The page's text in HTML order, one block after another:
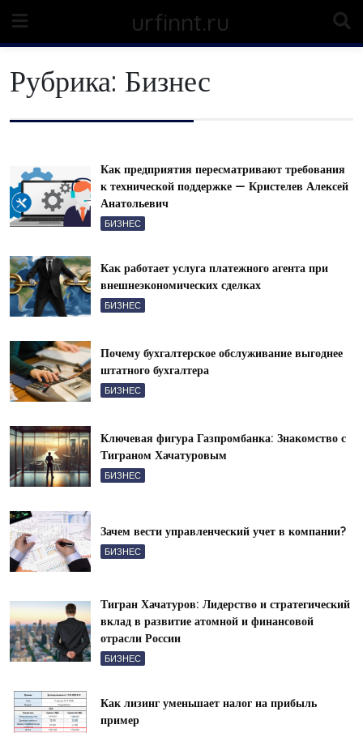
content
urfinnt.ru
Рубрика: Бизнес
Как предприятия пересматривают требования
к технической поддержке — Кристелев Алексей
Анатольевич
БИЗНЕС
Как работает услуга платежного агента при
внешнеэкономических сделках
БИЗНЕС
Почему бухгалтерское обслуживание выгоднее
штатного бухгалтера
БИЗНЕС
Ключевая фигура Газпромбанка: Знакомство с
Тиграном Хачатуровым
БИЗНЕС
Зачем вести управленческий учет в компании?
БИЗНЕС
Тигран Хачатуров: Лидерство и стратегический
вклад в развитие атомной и финансовой
отрасли России
БИЗНЕС
Как лизинг уменьшает налог на прибыль
пример